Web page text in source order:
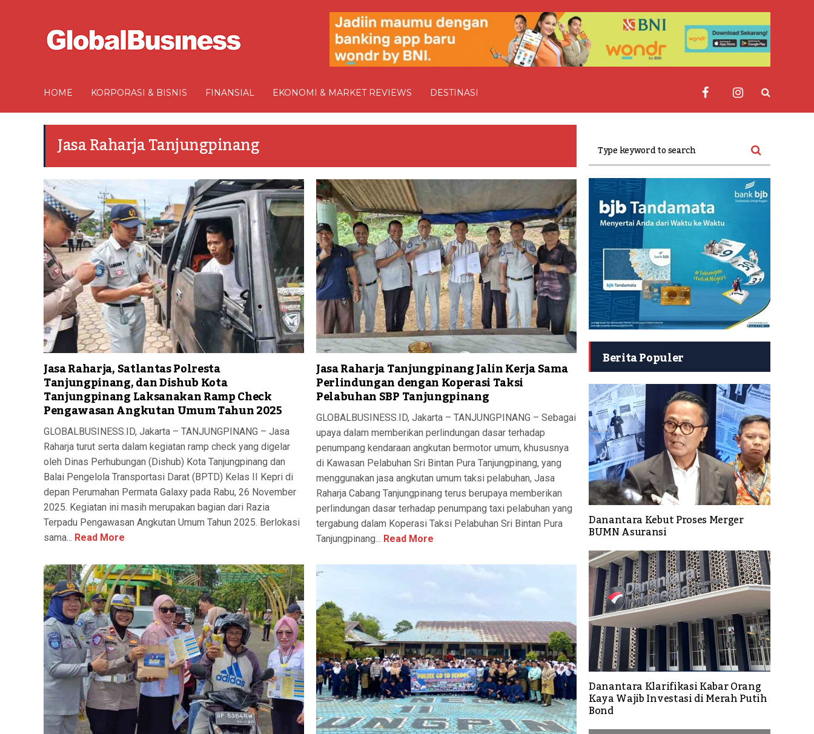
HOME KORPORASI & BISNIS FINANSIAL EKONOMI & MARKET REVIEWS DESTINASI
Jasa Raharja Tanjungpinang
Jasa Raharja, Satlantas Polresta
Tanjungpinang, dan Dishub Kota
Tanjungpinang Laksanakan Ramp Check
Pengawasan Angkutan Umum Tahun 2025
GLOBALBUSINESS.ID, Jakarta – TANJUNGPINANG – Jasa
Raharja turut serta dalam kegiatan ramp check yang digelar
oleh Dinas Perhubungan (Dishub) Kota Tanjungpinang dan
Balai Pengelola Transportasi Darat (BPTD) Kelas II Kepri di
depan Perumahan Permata Galaxy pada Rabu, 26 November
2025. Kegiatan ini masih merupakan bagian dari Razia
Terpadu Pengawasan Angkutan Umum Tahun 2025. Berlokasi
sama... Read More
Jasa Raharja Tanjungpinang Jalin Kerja Sama
Perlindungan dengan Koperasi Taksi
Pelabuhan SBP Tanjungpinang
GLOBALBUSINESS.ID, Jakarta – TANJUNGPINANG – Sebagai
upaya dalam memberikan perlindungan dasar terhadap
penumpang kendaraan angkutan bermotor umum, khususnya
di Kawasan Pelabuhan Sri Bintan Pura Tanjungpinang, yang
menggunakan jasa angkutan umum taksi pelabuhan, Jasa
Raharja Cabang Tanjungpinang terus berupaya memberikan
perlindungan dasar terhadap penumpang taxi pelabuhan yang
tergabung dalam Koperasi Taksi Pelabuhan Sri Bintan Pura
Tanjungpinang... Read More
Berita Populer
Danantara Kebut Proses Merger
BUMN Asuransi
Danantara Klarifikasi Kabar Orang
Kaya Wajib Investasi di Merah Putih
Bond